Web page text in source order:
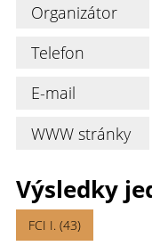
Organizátor
Telefon
E-mail
WWW stránky
Výsledky
FCI I. (43)